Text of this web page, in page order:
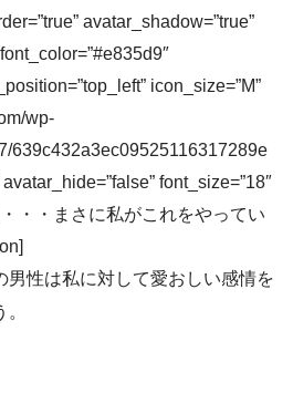
avatar_shadow=”true”
icon_size=”M”
wp-
639c432a3ec09525116317289e
font_size=”18″
・・まさに私がこれをやってい
男性は私に対して愛おしい感情を